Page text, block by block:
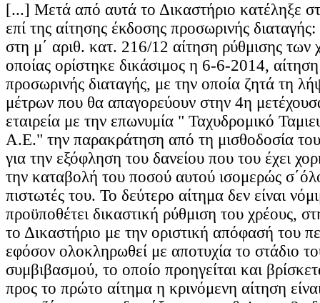
[...] Μετά από αυτά το Δικαστήριο κατέληξε
επί της αίτησης έκδοσης προσωρινής
στη μ΄ αριθ. κατ. 216/12 αίτηση ρύθμισης των
οποίας ορίστηκε δικάσιμος η 6-6-2014,
προσωρινής διαταγής, με την οποία ζητά τη
μέτρων που θα απαγορεύουν στην 4η
εταιρεία με την επωνυμία " Ταχυδρομικό
Α.Ε." την παρακράτηση από τη μισθοδοσία του
για την εξόφληση του δανείου που του έχει
την καταβολή του ποσού αυτού ισομερώς
πιστωτές του. Το δεύτερο αίτημα δεν είναι
προϋποθέτει δικαστική ρύθμιση του χρέους,
το Δικαστήριο με την οριστική απόφασή του
εφόσον ολοκληρωθεί με αποτυχία το στάδιο
συμβιβασμού, το οποίο προηγείται και
προς το πρώτο αίτημα η κρινόμενη αίτηση